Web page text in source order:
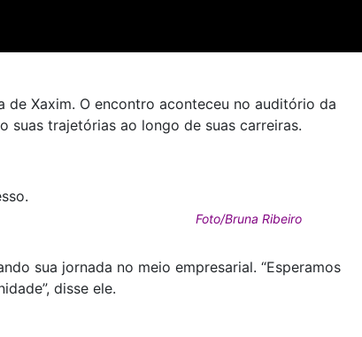
de Xaxim. O encontro aconteceu no auditório da
suas trajetórias ao longo de suas carreiras.
Foto/Bruna Ribeiro
sua jornada no meio empresarial. “Esperamos
disse ele.